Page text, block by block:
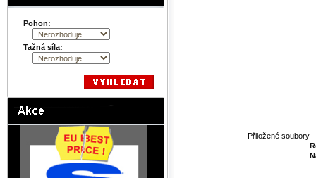
Pohon:
Tažná síla:
Přiložené soubory